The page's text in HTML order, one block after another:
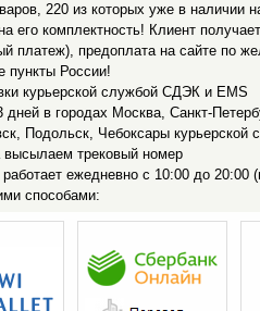
220 из которых уже в наличии
комплектность! Клиент
платеж), предоплата на сайте по
пункты России!
курьерской службой СДЭК и EMS
дней в городах Москва, Санкт-
Подольск, Чебоксары курьерской
высылаем трековый номер
ежедневно с 10:00 до 20:00
способами: